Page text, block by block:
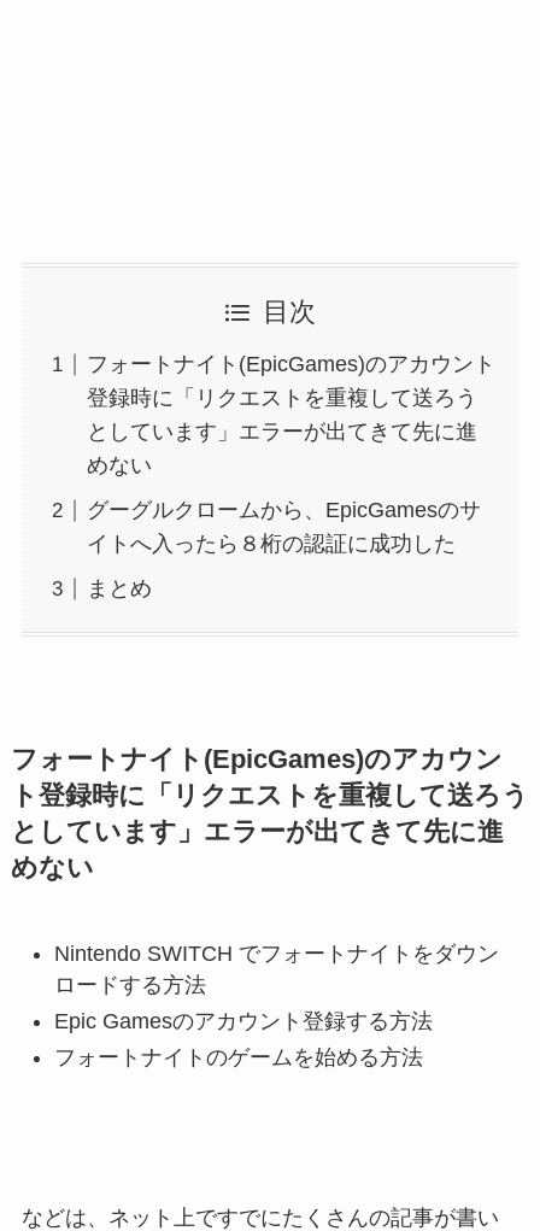
目次
フォートナイト(EpicGames)のアカウント
登録時に「リクエストを重複して送ろう
としています」エラーが出てきて先に進
めない
グーグルクロームから、EpicGamesのサ
イトへ入ったら８桁の認証に成功した
まとめ
フォートナイト(EpicGames)のアカウン
ト登録時に「リクエストを重複して送ろう
としています」エラーが出てきて先に進
めない
Nintendo SWITCH でフォートナイトをダウン
ロードする方法
Epic Gamesのアカウント登録する方法
フォートナイトのゲームを始める方法
などは、ネット上ですでにたくさんの記事が書い